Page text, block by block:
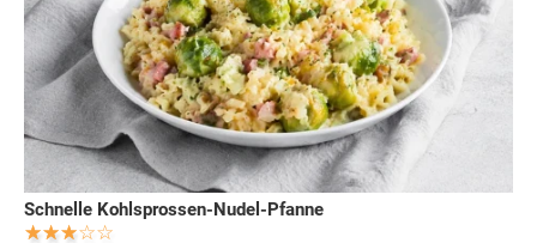
Schnelle Kohlsprossen-Nudel-Pfanne